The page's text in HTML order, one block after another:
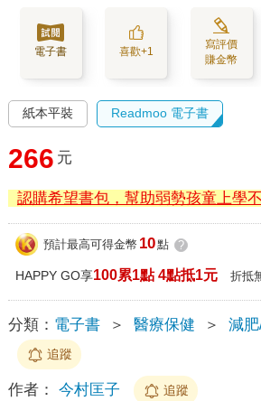
電子書 喜歡+1
寫評價
賺金幣
紙本平裝 Readmoo 電子書
266 元
認購希望書包，幫助弱勢孩童上學
預計最高可得金幣 10點 ?
HAPPY GO享100累1點 4點抵1元 折抵
分類： 電子書 ＞ 醫療保健 ＞ 減
追蹤
作者： 今村匡子 追蹤